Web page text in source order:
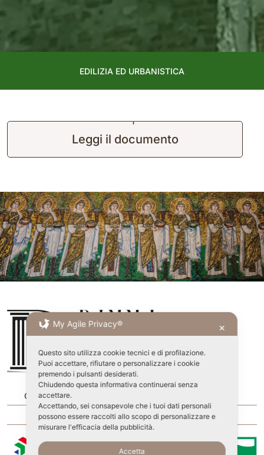
EDILIZIA ED URBANISTICA
'
Leggi il documento
Come funziona D.IMM.I
Recupero Password
Privacy Policy
My Agile Privacy® ✕
Questo sito utilizza cookie tecnici e di profilazione.
Puoi accettare, rifiutare o personalizzare i cookie
premendo i pulsanti desiderati.
Chiudendo questa informativa continuerai senza
accettare.
Accettando, sei consapevole che i tuoi dati personali
possono essere raccolti allo scopo di personalizzare e
misurare l'efficacia della pubblicità.
Accetta